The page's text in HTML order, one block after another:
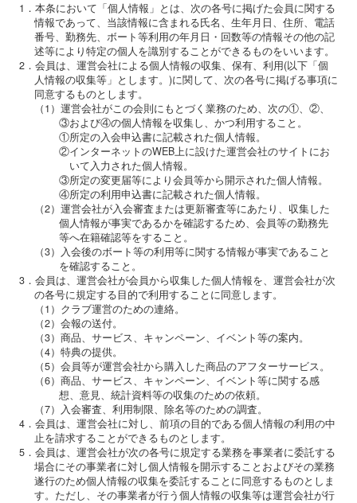
1．本条において「個人情報」とは、次の各号に掲げた会員に関する
情報であって、当該情報に含まれる氏名、生年月日、住所、電話
番号、勤務先、ボート等利用の年月日・回数等の情報その他の記
述等により特定の個人を識別することができるものをいいます。
2．会員は、運営会社による個人情報の収集、保有、利用(以下「個
人情報の収集等」とします。)に関して、次の各号に掲げる事項に
同意するものとします。
（1）運営会社がこの会則にもとづく業務のため、次の①、②、
③および④の個人情報を収集し、かつ利用すること。
①所定の入会申込書に記載された個人情報。
②インターネットのWEB上に設けた運営会社のサイトにお
いて入力された個人情報。
③所定の変更届等により会員等から開示された個人情報。
④所定の利用申込書に記載された個人情報。
（2）運営会社が入会審査または更新審査等にあたり、収集した
個人情報が事実であるかを確認するため、会員等の勤務先
等へ在籍確認等をすること。
（3）入会後のボート等の利用等に関する情報が事実であること
を確認すること。
3．会員は、運営会社が会員から収集した個人情報を、運営会社が次
の各号に規定する目的で利用することに同意します。
（1）クラブ運営のための連絡。
（2）会報の送付。
（3）商品、サービス、キャンペーン、イベント等の案内。
（4）特典の提供。
（5）会員等が運営会社から購入した商品のアフターサービス。
（6）商品、サービス、キャンペーン、イベント等に関する感
想、意見、統計資料等の収集のための依頼。
（7）入会審査、利用制限、除名等のための調査。
4．会員は、運営会社に対し、前項の目的である個人情報の利用の中
止を請求することができるものとします。
5．会員は、運営会社が次の各号に規定する業務を事業者に委託する
場合にその事業者に対し個人情報を開示することおよびその業務
遂行のため個人情報の収集を委託することに同意するものとしま
す。ただし、その事業者が行う個人情報の収集等は運営会社が行